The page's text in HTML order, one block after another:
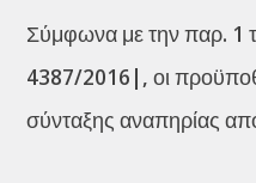
Σύμφωνα με την παρ. 1
4387/2016|, οι
σύνταξης αναπηρίας